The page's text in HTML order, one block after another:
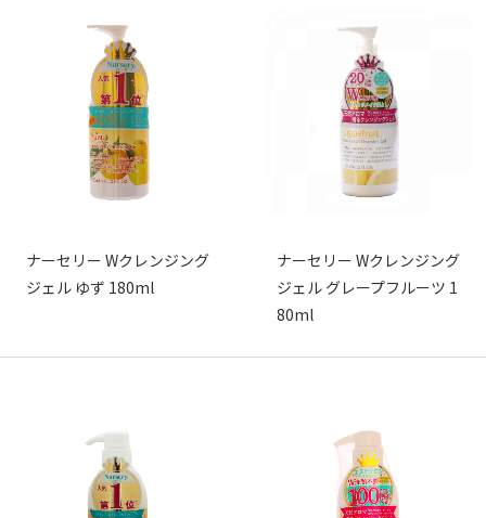
ナーセリー Wクレンジング
ジェル ゆず 180ml
ナーセリー Wクレンジング
ジェル グレープフルーツ 1
80ml